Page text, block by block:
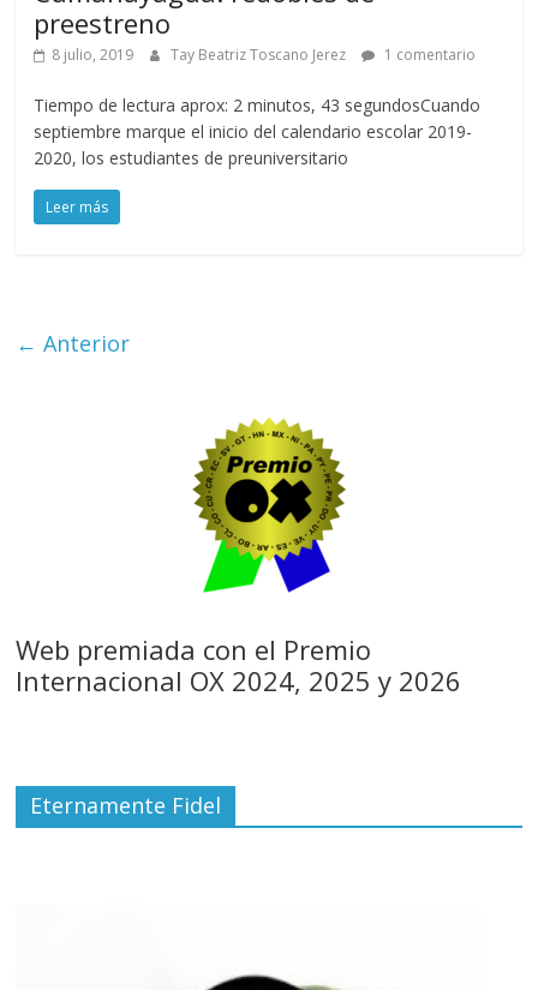
preestreno
8 julio, 2019 Tay Beatriz Toscano Jerez 1 comentario
Tiempo de lectura aprox: 2 minutos, 43 segundosCuando
septiembre marque el inicio del calendario escolar 2019-
2020, los estudiantes de preuniversitario
Leer más
← Anterior
Web premiada con el Premio
Internacional OX 2024, 2025 y 2026
Eternamente Fidel